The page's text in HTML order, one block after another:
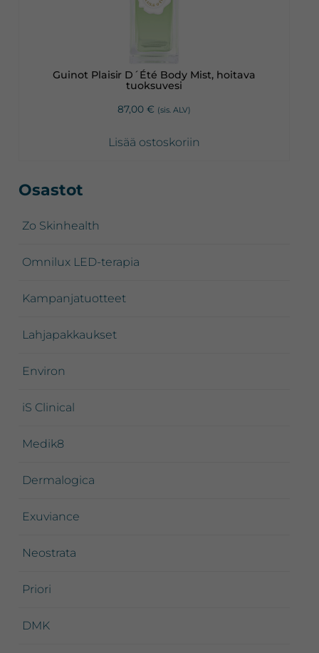
Guinot Plaisir D´Été Body Mist, hoitava
tuoksuvesi
87,00 € (sis. ALV)
Lisää ostoskoriin
Ensisijainen
Osastot
Zo Skinhealth
Omnilux LED-terapia
Kampanjatuotteet
Lahjapakkaukset
Environ
iS Clinical
Medik8
Dermalogica
Exuviance
Neostrata
Priori
DMK